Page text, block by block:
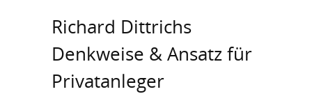
Richard Dittrichs
Denkweise & Ansatz für
Privatanleger